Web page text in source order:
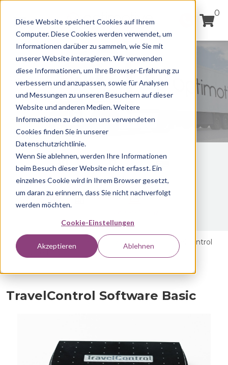
Diese Website speichert Cookies auf Ihrem
Computer. Diese Cookies werden verwendet, um
Informationen darüber zu sammeln, wie Sie mit
unserer Website interagieren. Wir verwenden
diese Informationen, um Ihre Browser-Erfahrung zu
verbessern und anzupassen, sowie für Analysen
und Messungen zu unseren Besuchern auf dieser
Website und anderen Medien. Weitere
Informationen zu den von uns verwendeten
Cookies finden Sie in unserer
Datenschutzrichtlinie.
Wenn Sie ablehnen, werden Ihre Informationen
beim Besuch dieser Website nicht erfasst. Ein
einzelnes Cookie wird in Ihrem Browser gesetzt,
um daran zu erinnern, dass Sie nicht nachverfolgt
werden möchten.
Cookie-Einstellungen
Akzeptieren Ablehnen
0
WEBSHOP
Optimotive Digitalflotte
Alle Produkte Ortung
Home > Alle Produkte > Software/Lizenz
TravelControl
Software Basic
TravelControl Software Basic